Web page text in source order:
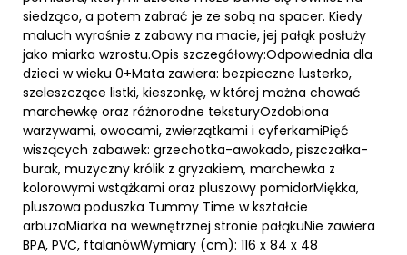
siedząco, a potem zabrać je ze sobą na spacer. Kiedy
maluch wyrośnie z zabawy na macie, jej pałąk posłuży
jako miarka wzrostu.Opis szczegółowy:Odpowiednia dla
dzieci w wieku 0+Mata zawiera: bezpieczne lusterko,
szeleszczące listki, kieszonkę, w której można chować
marchewkę oraz różnorodne teksturyOzdobiona
warzywami, owocami, zwierzątkami i cyferkamiPięć
wiszących zabawek: grzechotka-awokado, piszczałka-
burak, muzyczny królik z gryzakiem, marchewka z
kolorowymi wstążkami oraz pluszowy pomidorMiękka,
pluszowa poduszka Tummy Time w kształcie
arbuzaMiarka na wewnętrznej stronie pałąkuNie zawiera
BPA, PVC, ftalanówWymiary (cm): 116 x 84 x 48